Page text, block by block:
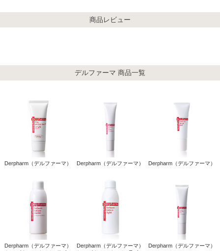
商品レビュー
デルファーマ 商品一覧
Derpharm（デルファーマ） Derpharm（デルファーマ） Derpharm（デルファーマ）
Derpharm（デルファーマ）
Derpharm（デルファーマ）
Derpharm（デルファーマ）